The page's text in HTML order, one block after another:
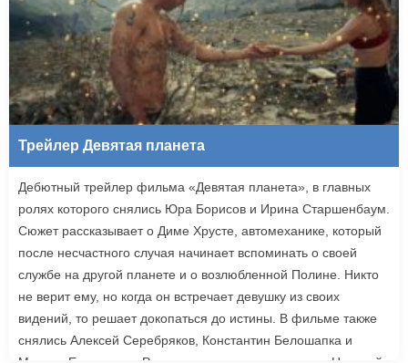
Трейлер Девятая планета
Дебютный трейлер фильма «Девятая планета», в главных
ролях которого снялись Юра Борисов и Ирина Старшенбаум.
Сюжет рассказывает о Диме Хрусте, автомеханике, который
после несчастного случая начинает вспоминать о своей
службе на другой планете и о возлюбленной Полине. Никто
не верит ему, но когда он встречает девушку из своих
видений, то решает докопаться до истины. В фильме также
снялись Алексей Серебряков, Константин Белошапка и